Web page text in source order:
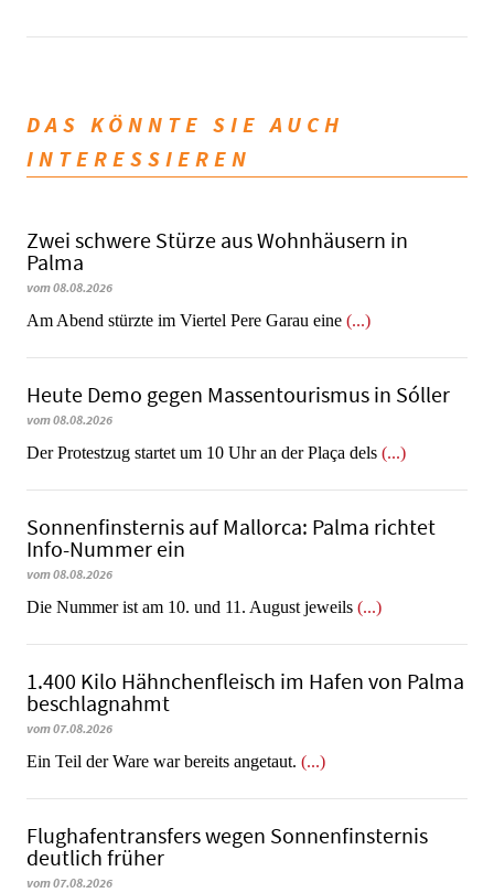
DAS KÖNNTE SIE AUCH
INTERESSIEREN
Zwei schwere Stürze aus Wohnhäusern in
Palma
vom 08.08.2026
Am Abend stürzte im Viertel Pere Garau eine (...)
Heute Demo gegen Massentourismus in Sóller
vom 08.08.2026
Der Protestzug startet um 10 Uhr an der Plaça dels (...)
Sonnenfinsternis auf Mallorca: Palma richtet
Info-Nummer ein
vom 08.08.2026
Die Nummer ist am 10. und 11. August jeweils (...)
1.400 Kilo Hähnchenfleisch im Hafen von Palma
beschlagnahmt
vom 07.08.2026
​​​​​​​Ein Teil der Ware war bereits angetaut. (...)
Flughafentransfers wegen Sonnenfinsternis
deutlich früher
vom 07.08.2026